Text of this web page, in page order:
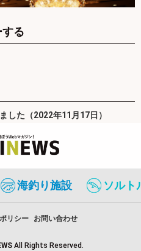
する
した（2022年11月17日）
海釣り施設 ソルト
リシー お問い合わせ
All Rights Reserved.